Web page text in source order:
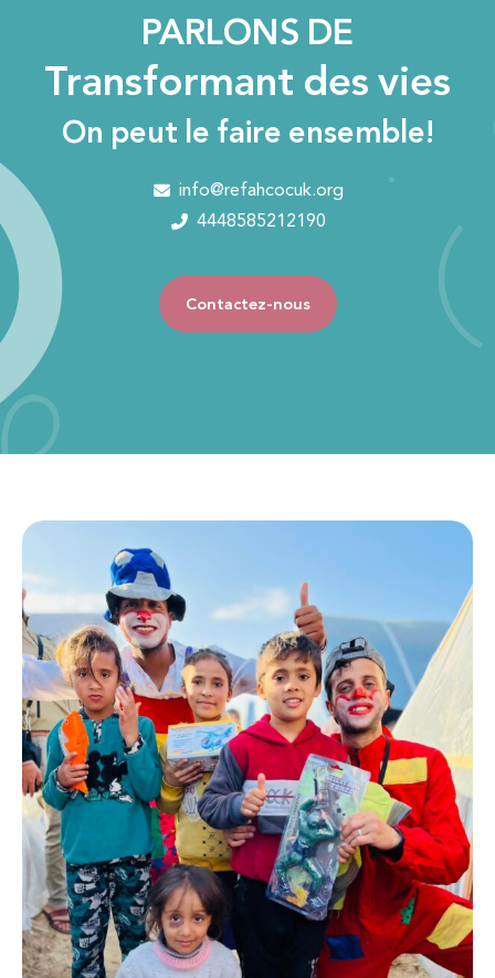
PARLONS DE
Transformant des vies
On peut le faire ensemble!
info@refahcocuk.org
4448585212190
Contactez-nous